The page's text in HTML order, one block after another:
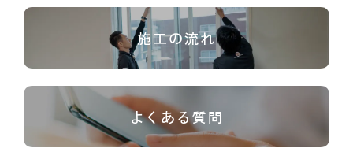
施工の流れ
よくある質問